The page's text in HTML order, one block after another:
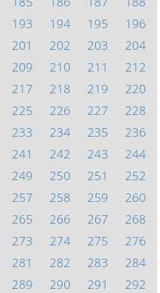
193 194 195
196
201 202 203
204
209 210 211
212
217 218 219
220
225 226 227
228
233 234 235
236
241 242 243
244
249 250 251
252
257 258 259
260
265 266 267
268
273 274 275
276
281 282 283
284
289 290 291
292